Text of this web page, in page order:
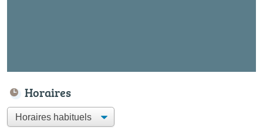
Horaires